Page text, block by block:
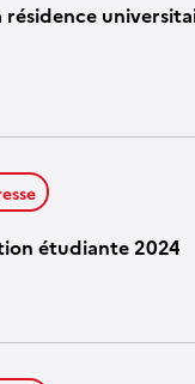
étudiante 2024